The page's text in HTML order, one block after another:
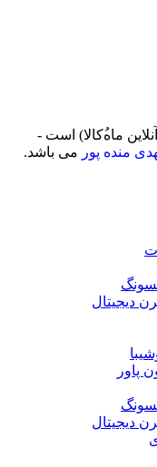
ماه‌‌‌‌‌‌ُکالا) است -
منده پور می باشد.
دیجیتال
پاور
دیجیتال